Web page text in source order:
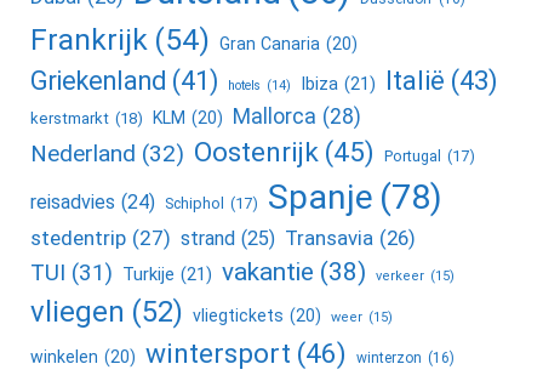
Frankrijk (54) Gran Canaria (20)
Griekenland (41) hotels (14) Ibiza (21) Italië (43)
kerstmarkt (18) KLM (20) Mallorca (28)
Nederland (32) Oostenrijk (45) Portugal (17)
reisadvies (24) Schiphol (17) Spanje (78)
stedentrip (27) strand (25) Transavia (26)
TUI (31) Turkije (21) vakantie (38) verkeer (15)
vliegen (52) vliegtickets (20) weer (15)
winkelen (20) wintersport (46) winterzon (16)